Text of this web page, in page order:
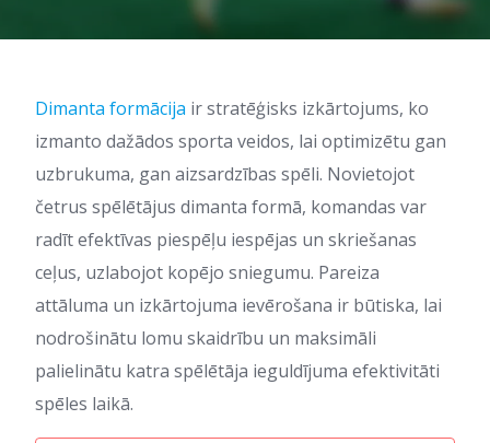
Dimanta formācija ir stratēģisks izkārtojums, ko
izmanto dažādos sporta veidos, lai optimizētu gan
uzbrukuma, gan aizsardzības spēli. Novietojot
četrus spēlētājus dimanta formā, komandas var
radīt efektīvas piespēļu iespējas un skriešanas
ceļus, uzlabojot kopējo sniegumu. Pareiza
attāluma un izkārtojuma ievērošana ir būtiska, lai
nodrošinātu lomu skaidrību un maksimāli
palielinātu katra spēlētāja ieguldījuma efektivitāti
spēles laikā.